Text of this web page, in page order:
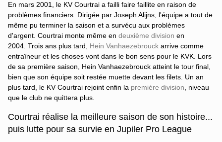
En mars 2001, le KV Courtrai a failli faire faillite en raison de
problèmes financiers. Dirigée par Joseph Alijns, l'équipe a tout de
même pu terminer la saison et a survécu aux problèmes
d'argent. Courtrai monte même en deuxième division en
2004. Trois ans plus tard, Hein Vanhaezebrouck arrive comme
entraîneur et les choses vont dans le bon sens pour le KVK. Lors
de sa première saison, Hein Vanhaezebrouck atteint le tour final,
bien que son équipe soit restée muette devant les filets. Un an
plus tard, le KV Courtrai rejoint enfin la première division , niveau
que le club ne quittera plus.
Courtrai réalise la meilleure saison de son histoire...
puis lutte pour sa survie en Jupiler Pro League